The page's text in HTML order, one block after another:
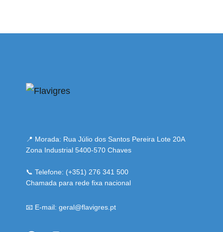
📍 Morada: Rua Júlio dos Santos Pereira Lote 20A
Zona Industrial 5400-570 Chaves
📞 Telefone: (+351) 276 341 500
Chamada para rede fixa nacional
📧 E-mail: geral@flavigres.pt